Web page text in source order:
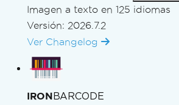
Imagen a texto en 125 idiomas
Versión: 2026.7.2
Ver Changelog
IRONBARCODE